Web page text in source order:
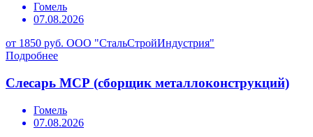
Гомель
07.08.2026
от 1850 руб. ООО "СтальСтройИндустрия"
Подробнее
Слесарь МСР (сборщик металлоконструкций)
Гомель
07.08.2026